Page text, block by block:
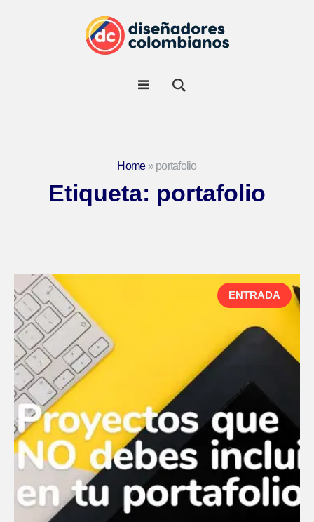
Home» portafolio
Etiqueta: portafolio
ENTRADA